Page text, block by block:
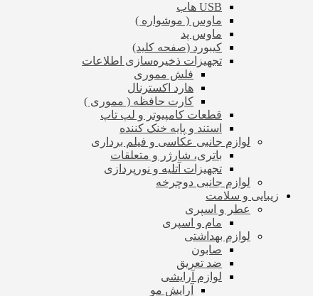
USB هاب
ماوس ( موشواره )
ماوس پد
کیبورد (صفحه کلید)
تجهیزات ذخیره‌سازی اطلاعات
فلش مموری
هارد اکسترنال
کارت حافظه ( مموری )
قطعات کامپیوتر و لپ تاپ
استند و پایه خنک کننده
لوازم جانبی عکاسی و فیلم برداری
باتری، شارژر و متعلقات
تجهیزات آتلیه و نورپردازی
لوازم جانبی دوچرخه
زیبایی و سلامت
عطر و اسپری
مام و اسپری
لوازم بهداشتی
صابون
ضد تعریق
لوازم آرایشی
آرایش مو